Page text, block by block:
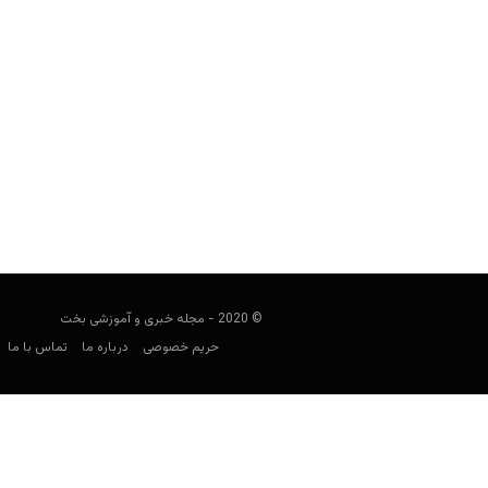
© 2020 - مجله خبری و آموزشی بخت
حریم خصوصی
درباره ما تماس با ما